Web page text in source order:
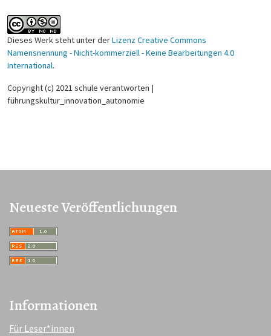
Dieses Werk steht unter derLizenz Creative Commons
Namensnennung - Nicht-kommerziell - Keine Bearbeitungen 4.0
International.
Copyright (c) 2021 schule verantworten |
führungskultur_innovation_autonomie
Neueste Veröffentlichungen
Informationen
Für Leser*innen